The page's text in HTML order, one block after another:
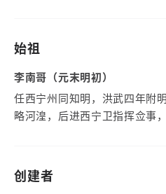
始祖
李南哥（元末明初）
任西宁州同知明，洪武四年附
略河湟，后进西宁卫指挥佥事
创建者